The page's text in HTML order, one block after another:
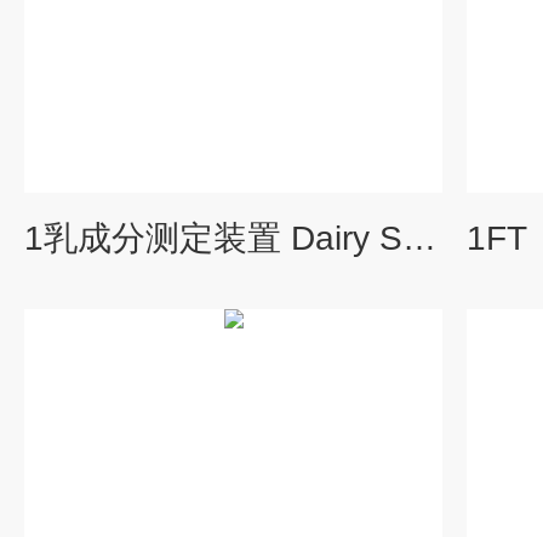
1乳成分测定装置 Dairy Spec FT Combi